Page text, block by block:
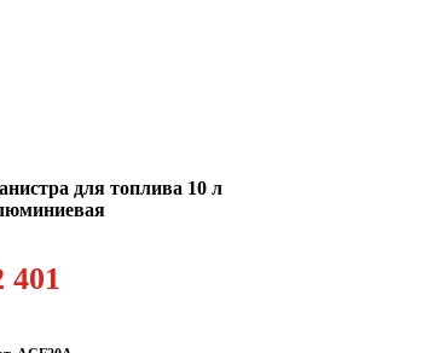
для топлива 10 л
401